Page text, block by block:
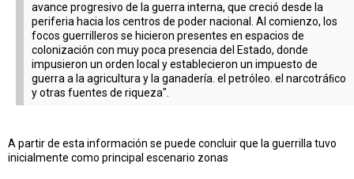
avance progresivo de la guerra interna, que creció desde la
periferia hacia los centros de poder nacional. Al comienzo, los
focos guerrilleros se hicieron presentes en espacios de
colonización con muy poca presencia del Estado, donde
impusieron un orden local y establecieron un impuesto de
guerra a la agricultura y la ganadería. el petróleo. el narcotráﬁco
y otras fuentes de riqueza".
A partir de esta información se puede concluir que la guerrilla tuvo
inicialmente como principal escenario zonas